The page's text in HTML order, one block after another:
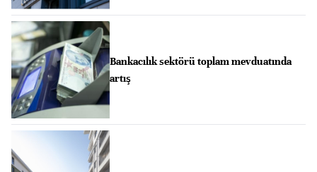
Bankacılık sektörü toplam mevduatında
artış